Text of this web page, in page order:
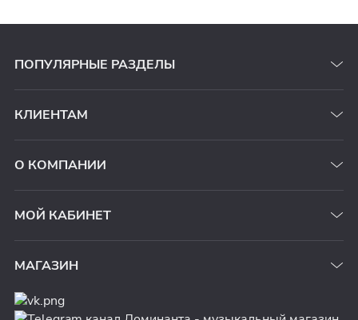
ПОПУЛЯРНЫЕ РАЗДЕЛЫ
КЛИЕНТАМ
О КОМПАНИИ
МОЙ КАБИНЕТ
МАГАЗИН